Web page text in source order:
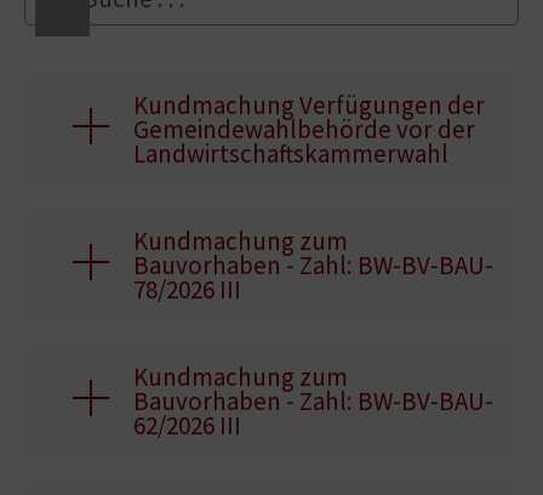
Kundmachung Verfügungen der
Gemeindewahlbehörde vor der
Landwirtschaftskammerwahl
Kundmachung zum
Bauvorhaben - Zahl: BW-BV-BAU-
78/2026 III
Kundmachung zum
Bauvorhaben - Zahl: BW-BV-BAU-
62/2026 III